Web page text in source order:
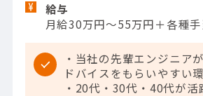
給与
月給30万円～55万円＋各種
・当社の先輩エンジニア
ドバイスをもらいやすい環
・20代・30代・40代が活